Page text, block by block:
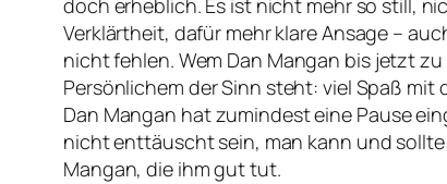
doch erheblich. Es ist nicht mehr so still,
Verklärtheit, dafür mehr klare Ansage –
nicht fehlen. Wem Dan Mangan bis jetzt
Persönlichem der Sinn steht: viel Spaß
Dan Mangan hat zumindest eine Pause
nicht enttäuscht sein, man kann und
Mangan, die ihm gut tut.